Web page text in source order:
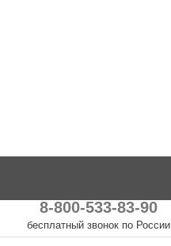
8-800-533-83-90
бесплатный звонок по России